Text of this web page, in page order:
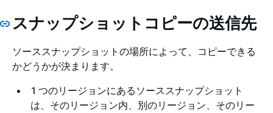
スナップショットコピーの送信先
ソーススナップショットの場所によって、コピーできる
かどうかが決まります。
1 つのリージョンにあるソーススナップショット
は、そのリージョン内、別のリージョン、そのリー